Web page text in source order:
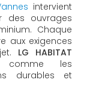
intervient
des ouvrages
Chaque
aux exigences
LG HABITAT
comme les
durables et